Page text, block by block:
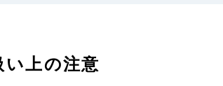
上の注意